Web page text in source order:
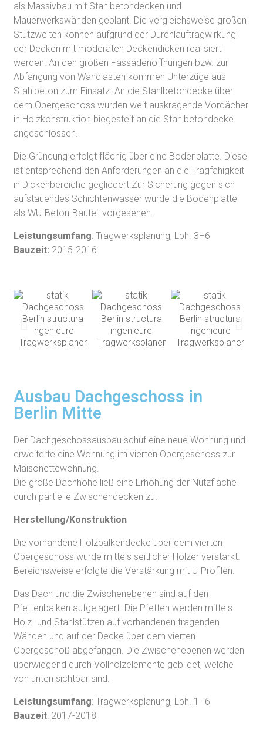
als Massivbau mit Stahlbetondecken und
Mauerwerkswänden geplant. Die vergleichsweise großen
Stützweiten können aufgrund der Durchlauftragwirkung
der Decken mit moderaten Deckendicken realisiert
werden. An den großen Fassadenöffnungen bzw. zur
Abfangung von Wandlasten kommen Unterzüge aus
Stahlbeton zum Einsatz. An die Stahlbetondecke über
dem Obergeschoss wurden weit auskragende Vordächer
in Holzkonstruktion biegesteif an die Stahlbetondecke
angeschlossen.
Die Gründung erfolgt flächig über eine Bodenplatte. Diese
ist entsprechend den Anforderungen an die Tragfähigkeit
in Dickenbereiche gegliedert.Zur Sicherung gegen sich
aufstauendes Schichtenwasser wurde die Bodenplatte
als WU-Beton-Bauteil vorgesehen.
Leistungsumfang: Tragwerksplanung, Lph. 3–6
Bauzeit: 2015-2016
Ausbau Dachgeschoss in
Berlin Mitte
Der Dachgeschossausbau schuf eine neue Wohnung und
erweiterte eine Wohnung im vierten Obergeschoss zur
Maisonettewohnung.
Die große Dachhöhe ließ eine Erhöhung der Nutzfläche
durch partielle Zwischendecken zu.
Herstellung/Konstruktion
Die vorhandene Holzbalkendecke über dem vierten
Obergeschoss wurde mittels seitlicher Hölzer verstärkt.
Bereichsweise erfolgte die Verstärkung mit U-Profilen.
Das Dach und die Zwischenebenen sind auf den
Pfettenbalken aufgelagert. Die Pfetten werden mittels
Holz- und Stahlstützen auf vorhandenen tragenden
Wänden und auf der Decke über dem vierten
Obergeschoß abgefangen. Die Zwischenebenen werden
überwiegend durch Vollholzelemente gebildet, welche
von unten sichtbar sind.
Leistungsumfang: Tragwerksplanung, Lph. 1–6
Bauzeit: 2017-2018